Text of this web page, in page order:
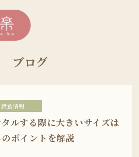
ブログ
鎌倉情報
ルする際に大きいサイズは
ポイントを解説